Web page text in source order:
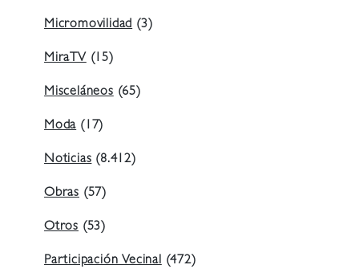
Micromovilidad(3)
MiraTV(15)
Misceláneos(65)
Moda(17)
Noticias(8.412)
Obras (57)
Otros (53)
Participación Vecinal(472)